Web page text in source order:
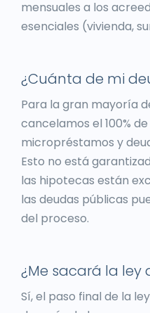
mensuales a los
esenciales (vivienda,
¿Cuánta de mi
Para la gran mayoría
cancelamos el 100%
micropréstamos y
Esto no está
las hipotecas están
las deudas públicas
del proceso.
¿Me sacará la ley
Sí, el paso final de la